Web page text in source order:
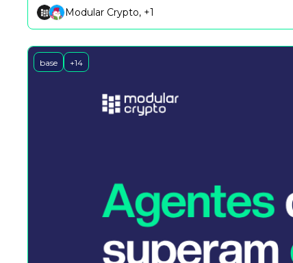
Modular Crypto, +1
base +14